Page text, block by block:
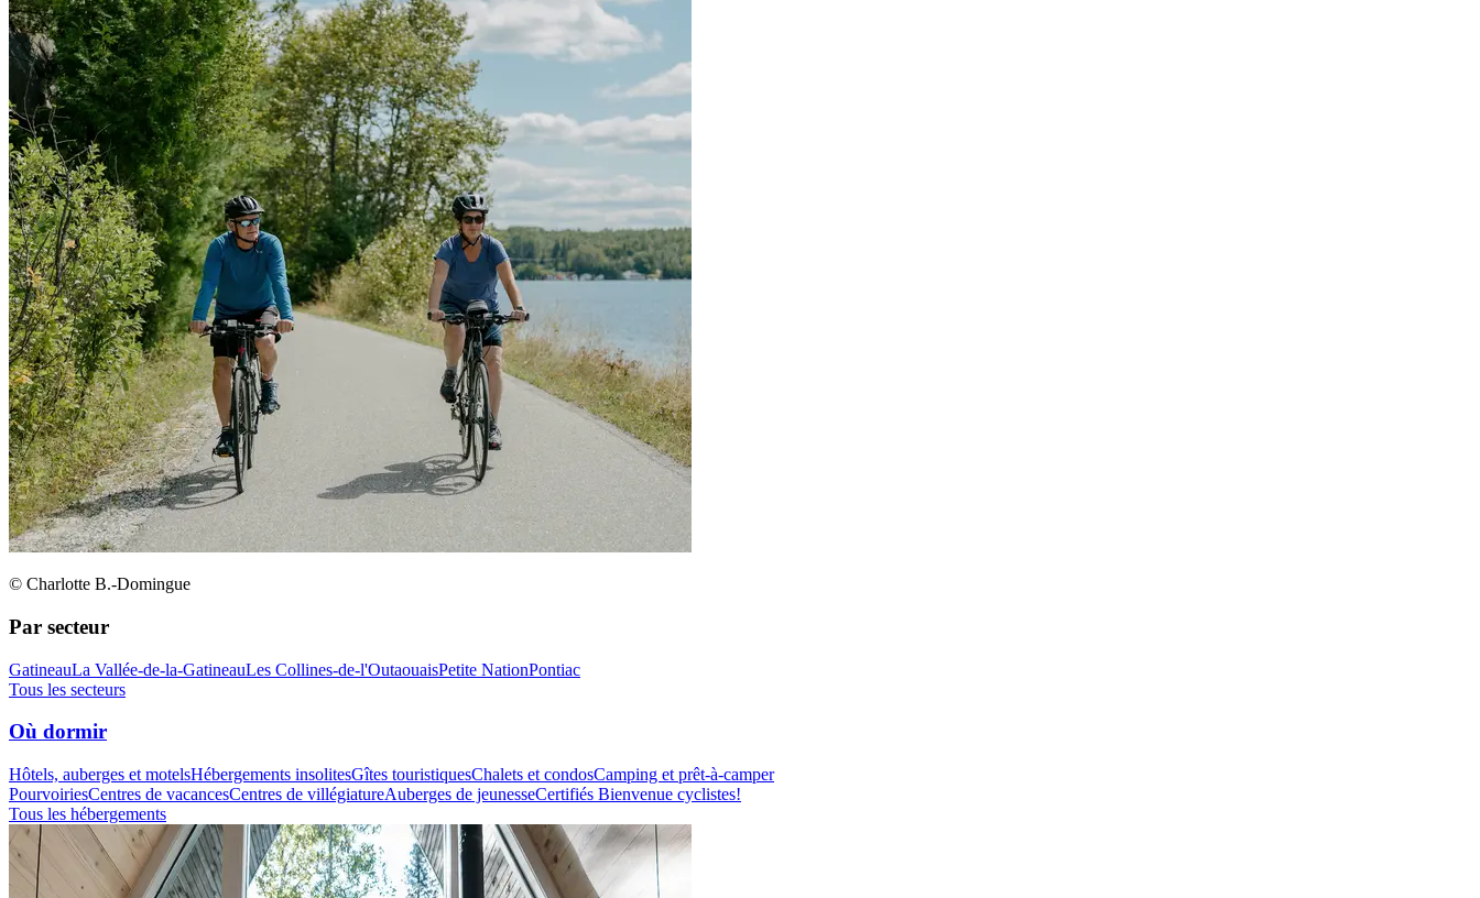
© Charlotte B.-Domingue
Par secteur
GatineauLa Vallée-de-la-GatineauLes Collines-de-l'OutaouaisPetite NationPontiac
Tous les secteurs
Où dormir
Hôtels, auberges et motelsHébergements insolitesGîtes touristiquesChalets et condosCamping et prêt-à-camper
PourvoiriesCentres de vacancesCentres de villégiatureAuberges de jeunesseCertifiés Bienvenue cyclistes!
Tous les hébergements